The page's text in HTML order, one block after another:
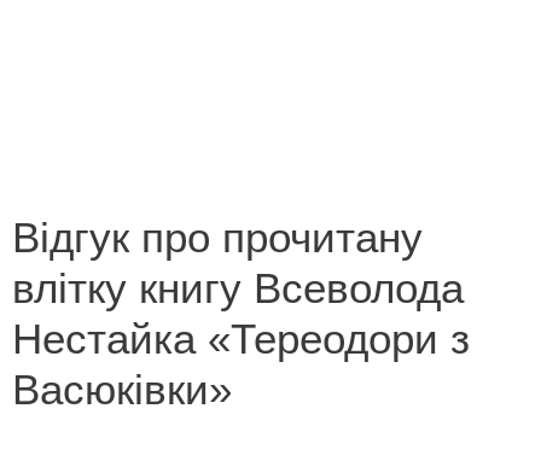
Відгук про прочитану
влітку книгу Всеволода
Нестайка «Тереодори з
Васюківки»